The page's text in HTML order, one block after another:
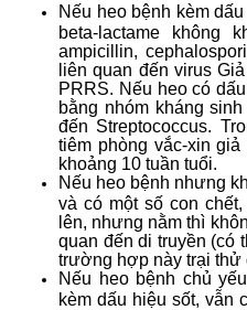
Nếu heo bệnh kèm
beta-lactame không
ampicillin,
liên quan đến virus
PRRS. Nếu heo có
bằng nhóm kháng
đến Streptococcus.
tiêm phòng vắc-xin
khoảng 10 tuần tuổi.
Nếu heo bệnh nhưng
và có một số con
lên, nhưng nằm thì
quan đến di truyền (có
trường hợp này trại thử
Nếu heo bệnh chủ
kèm dấu hiệu sốt, vẫn